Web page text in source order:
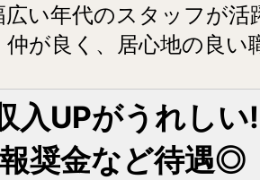
広い年代のスタッフが活
仲が良く、居心地の良い
入UPがうれしい
奨金など待遇◎